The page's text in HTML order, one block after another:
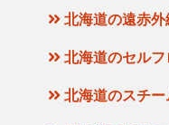
北海道の遠赤
北海道のセル
北海道のスチ